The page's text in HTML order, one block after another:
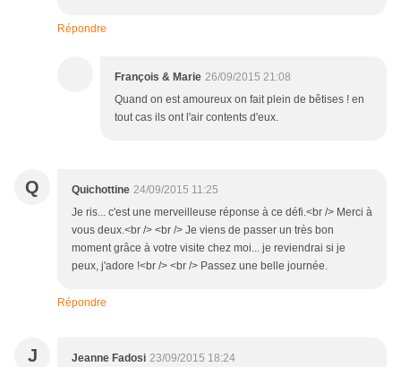
Répondre
François & Marie 26/09/2015 21:08
Quand on est amoureux on fait plein de bêtises ! en
tout cas ils ont l'air contents d'eux.
Q Quichottine 24/09/2015 11:25
Je ris... c'est une merveilleuse réponse à ce défi.<br /> Merci à
vous deux.<br /> <br /> Je viens de passer un très bon
moment grâce à votre visite chez moi... je reviendrai si je
peux, j'adore !<br /> <br /> Passez une belle journée.
Répondre
J Jeanne Fadosi 23/09/2015 18:24